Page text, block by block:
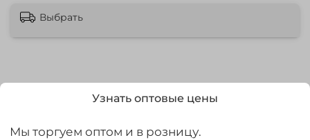
Выбрать
Характеристики
Бренд
Узнать оптовые цены
Мы торгуем оптом и в розницу.